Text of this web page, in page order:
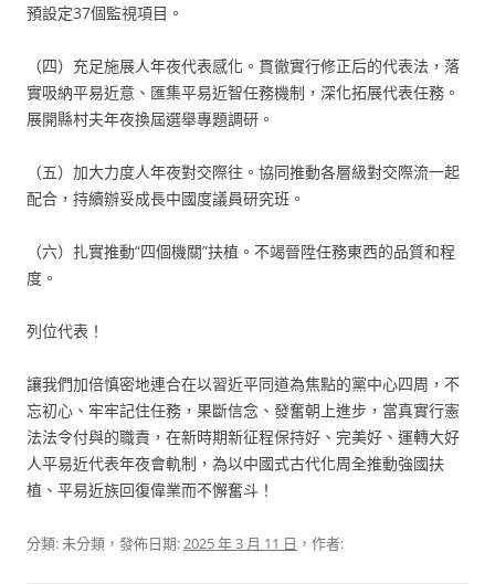
預設定37個監視項目。
（四）充足施展人年夜代表感化。貫徹實行修正后的代表法，落
實吸納平易近意、匯集平易近智任務機制，深化拓展代表任務。
展開縣村夫年夜換屆選舉專題調研。
（五）加大力度人年夜對交際往。協同推動各層級對交際流一起
配合，持續辦妥成長中國度議員研究班。
（六）扎實推動“四個機關”扶植。不竭晉陞任務東西的品質和程
度。
列位代表！
讓我們加倍慎密地連合在以習近平同道為焦點的黨中心四周，不
忘初心、牢牢記住任務，果斷信念、發奮朝上進步，當真實行憲
法法令付與的職責，在新時期新征程保持好、完美好、運轉大好
人平易近代表年夜會軌制，為以中國式古代化周全推動強國扶
植、平易近族回復偉業而不懈奮斗！
分類: 未分類，發佈日期:2025 年 3 月 11 日 ，作者: